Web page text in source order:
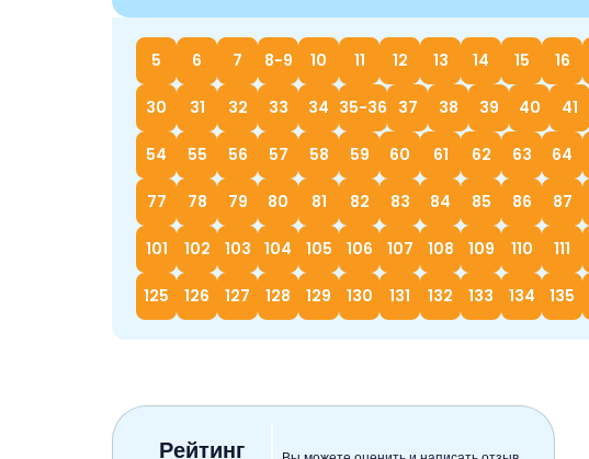
5 6 7 8-9 10 11 12 13 14 15 16
30 31 32 33 34 35-36 37 38 39 40 41
54 55 56 57 58 59 60 61 62 63 64
77 78 79 80 81 82 83 84 85 86 87
101 102 103 104 105 106 107 108 109 110 111
125 126 127 128 129 130 131 132 133 134 135
Рейтинг